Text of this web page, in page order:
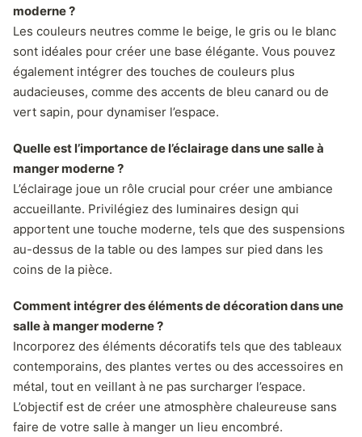
moderne ?
Les couleurs neutres comme le beige, le gris ou le blanc
sont idéales pour créer une base élégante. Vous pouvez
également intégrer des touches de couleurs plus
audacieuses, comme des accents de bleu canard ou de
vert sapin, pour dynamiser l’espace.
Quelle est l’importance de l’éclairage dans une salle à
manger moderne ?
L’éclairage joue un rôle crucial pour créer une ambiance
accueillante. Privilégiez des luminaires design qui
apportent une touche moderne, tels que des suspensions
au-dessus de la table ou des lampes sur pied dans les
coins de la pièce.
Comment intégrer des éléments de décoration dans une
salle à manger moderne ?
Incorporez des éléments décoratifs tels que des tableaux
contemporains, des plantes vertes ou des accessoires en
métal, tout en veillant à ne pas surcharger l’espace.
L’objectif est de créer une atmosphère chaleureuse sans
faire de votre salle à manger un lieu encombré.